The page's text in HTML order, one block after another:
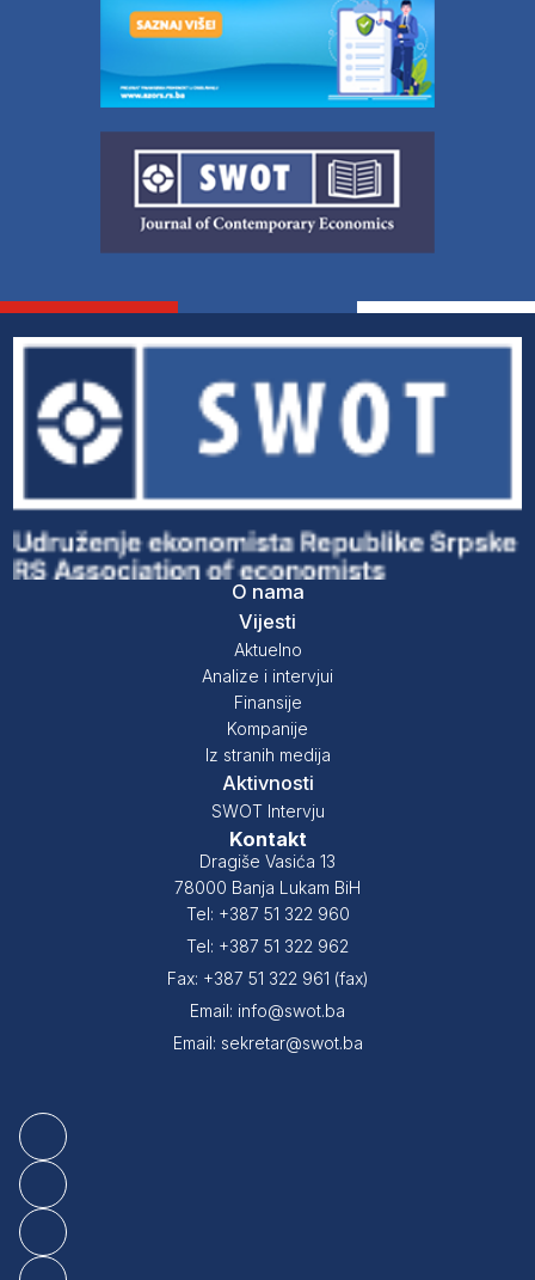
O nama
Vijesti
Aktuelno
Analize i intervjui
Finansije
Kompanije
Iz stranih medija
Aktivnosti
SWOT Intervju
Kontakt
Dragiše Vasića 13
78000 Banja Lukam BiH
Tel: +387 51 322 960
Tel: +387 51 322 962
Fax: +387 51 322 961 (fax)
Email: info@swot.ba
Email: sekretar@swot.ba